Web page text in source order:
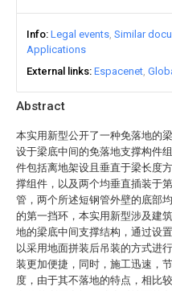
Abstract
本实用新型公开了一种免落地的
设于梁底中间的免落地支撑构件
件包括离地架设且垂直于梁长度
撑组件，以及两个均垂直插装于
管，两个所述短钢管外壁的底部
的第一挡环，本实用新型涉及建
地的梁底中间支撑结构，通过设
以采用地面拼装后吊装的方式进
装更加便捷，同时，施工迅速，
度，由于其不落地的特点，相比
Info Legal events Similar
Applications
External links Espacenet